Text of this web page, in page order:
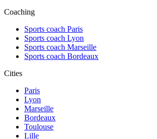
Coaching
Sports coach Paris
Sports coach Lyon
Sports coach Marseille
Sports coach Bordeaux
Cities
Paris
Lyon
Marseille
Bordeaux
Toulouse
Lille